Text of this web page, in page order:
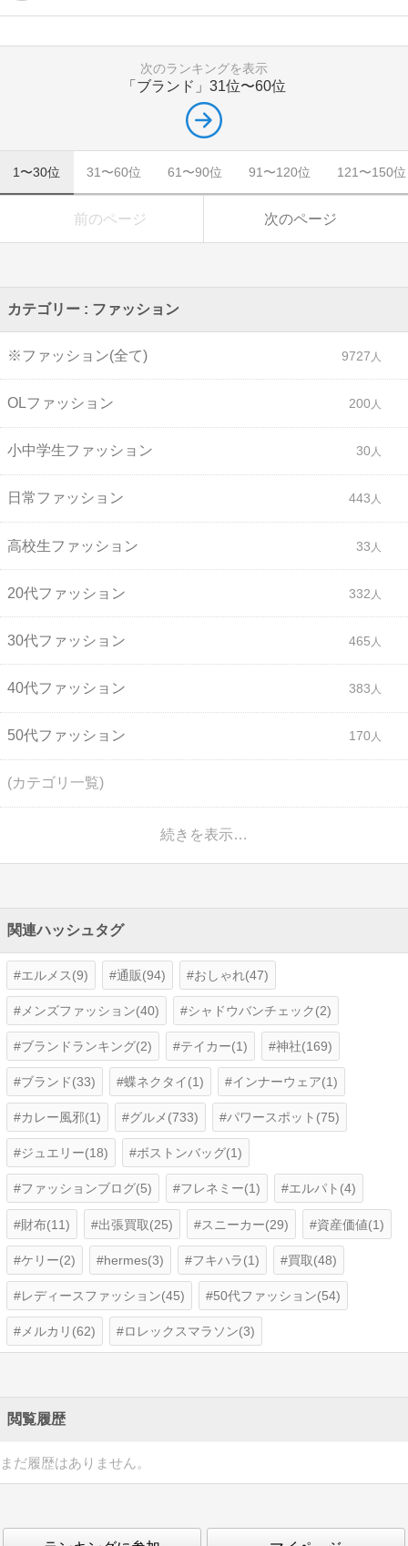
次のランキングを表示
「ブランド」 31位〜60位
1〜30位 31〜60位 61〜90位 91〜120位 121〜150位
前のページ 次のページ
カテゴリー : ファッション
※ファッション(全て) 9727
OLファッション 200
小中学生ファッション 30
日常ファッション 443
高校生ファッション 33
20代ファッション 332
30代ファッション 465
40代ファッション 383
50代ファッション 170
(カテゴリ一覧)
続きを表示…
関連ハッシュタグ
エルメス(9) 通販(94) おしゃれ(47)
メンズファッション(40) シャドウバンチェック(2)
ブランドランキング(2) テイカー(1) 神社(169)
ブランド(33) 蝶ネクタイ(1) インナーウェア(1)
カレー風邪(1) グルメ(733) パワースポット(75)
ジュエリー(18) ボストンバッグ(1)
ファッションブログ(5) フレネミー(1) エルパト(4)
財布(11) 出張買取(25) スニーカー(29) 資産価値(1)
ケリー(2) hermes(3) フキハラ(1) 買取(48)
レディースファッション(45) 50代ファッション(54)
メルカリ(62) ロレックスマラソン(3)
閲覧履歴
まだ履歴はありません。